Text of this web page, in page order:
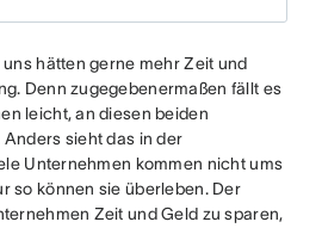
hätten gerne mehr Zeit und
Denn zugegebenermaßen fällt es
leicht, an diesen beiden
sieht das in der
Unternehmen kommen nicht ums
so können sie überleben. Der
Zeit und Geld zu sparen,